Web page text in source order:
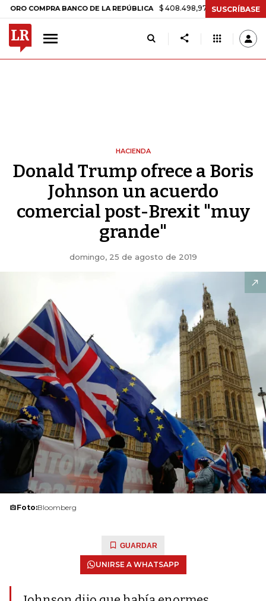
BANCO DE LA REPÚBLICA $ 408.498,97 +$ 8.753,81 +2,19%
SUSCRÍBASE
HACIENDA
Donald Trump ofrece a Boris
Johnson un acuerdo
comercial post-Brexit "muy
grande"
domingo, 25 de agosto de 2019
Foto:Bloomberg
GUARDAR
UNIRSE A WHATSAPP